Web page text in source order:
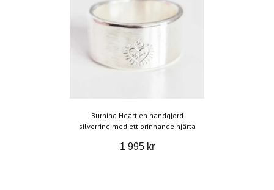
Burning Heart en handgjord
silverring med ett brinnande hjärta
1 995 kr